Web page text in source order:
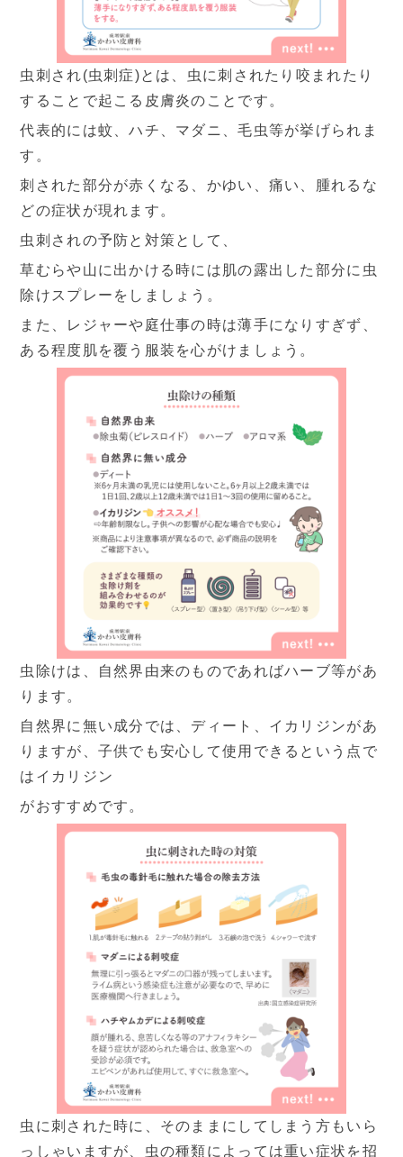
虫刺され(虫刺症)とは、虫に刺されたり咬まれたり
することで起こる皮膚炎のことです。
代表的には蚊、ハチ、マダニ、毛虫等が挙げられま
す。
刺された部分が赤くなる、かゆい、痛い、腫れるな
どの症状が現れます。
虫刺されの予防と対策として、
草むらや山に出かける時には肌の露出した部分に虫
除けスプレーをしましょう。
また、レジャーや庭仕事の時は薄手になりすぎず、
ある程度肌を覆う服装を心がけましょう。
虫除けは、自然界由来のものであればハーブ等があ
ります。
自然界に無い成分では、ディート、イカリジンがあ
りますが、子供でも安心して使用できるという点で
はイカリジン
がおすすめです。
虫に刺された時に、そのままにしてしまう方もいら
っしゃいますが、虫の種類によっては重い症状を招
当院の取り組み・院内掲示
事項
受付時間・アクセス
採用情報
2026 8月
月 水 木 金
3 4 5
10 11 13 14
17 18 19 20 21
24
30 31